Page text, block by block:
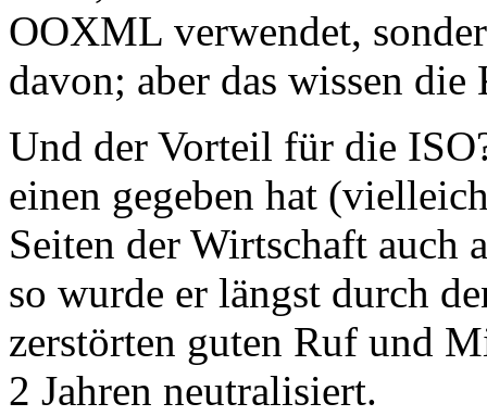
OOXML verwendet,
davon; aber das wissen
Und der Vorteil für die
einen gegeben hat
Seiten der Wirtschaft auch
so wurde er längst durch
zerstörten guten Ruf und
2 Jahren neutralisiert.